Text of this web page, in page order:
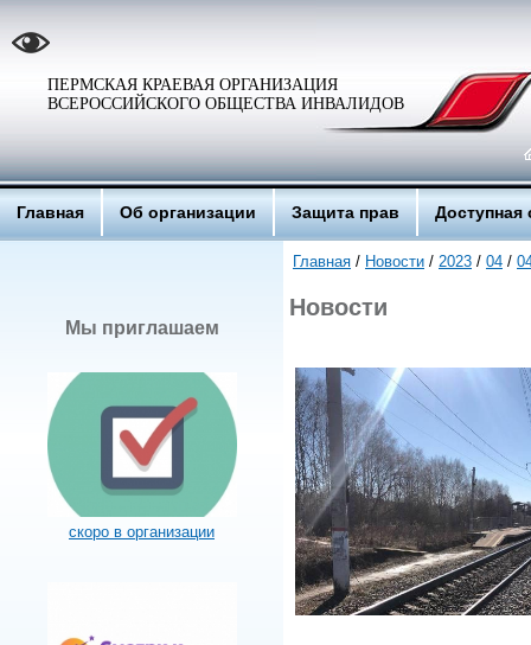
ПЕРМСКАЯ КРАЕВАЯ ОРГАНИЗАЦИЯ
ВСЕРОССИЙСКОГО ОБЩЕСТВА ИНВАЛИДОВ
Главная Об организации Защита прав Доступная
Мы приглашаем
скоро в организации
Главная / Новости / 2023 / 04 /
Новости